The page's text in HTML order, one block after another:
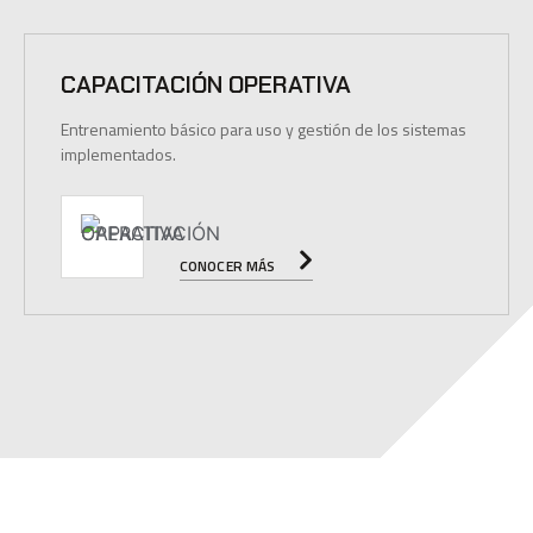
CAPACITACIÓN OPERATIVA
Entrenamiento básico para uso y gestión de los sistemas
implementados.
CONOCER MÁS